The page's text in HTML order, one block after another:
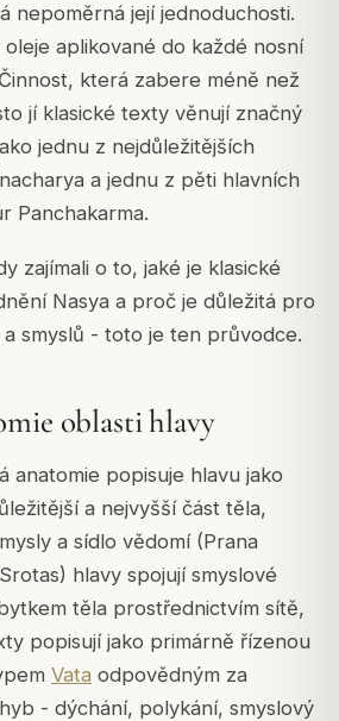
nepoměrná její jednoduchosti.
aplikované do každé nosní
která zabere méně než
jí klasické texty věnují značný
jednu z nejdůležitějších
a jednu z pěti hlavních
Panchakarma.
zajímali o to, jaké je klasické
Nasya a proč je důležitá pro
smyslů - toto je ten průvodce.
oblasti hlavy
anatomie popisuje hlavu jako
a nejvyšší část těla,
a sídlo vědomí (Prana
hlavy spojují smyslové
těla prostřednictvím sítě,
popisují jako primárně řízenou
Vata odpovědným za
- dýchání, polykání, smyslový